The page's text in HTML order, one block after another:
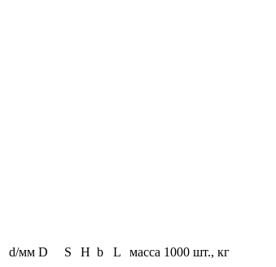
d/мм D S H b L
масса 1000 шт., кг